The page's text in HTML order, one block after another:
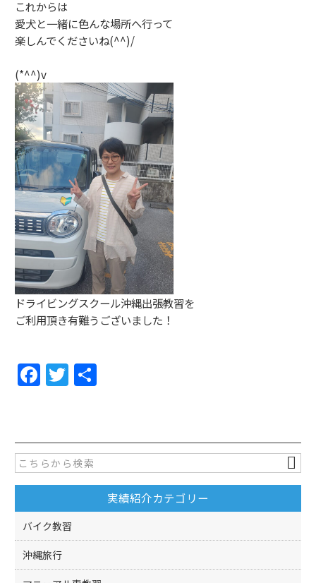
これからは
愛犬と一緒に色んな場所へ行って
楽しんでくださいね(^^)/
(*^^)v
ドライビングスクール沖縄出張教習を
ご利用頂き有難うございました！
F
a
e
b
o
o
k
T
w
er
実績紹介カテゴリー
バイク教習
沖縄旅行